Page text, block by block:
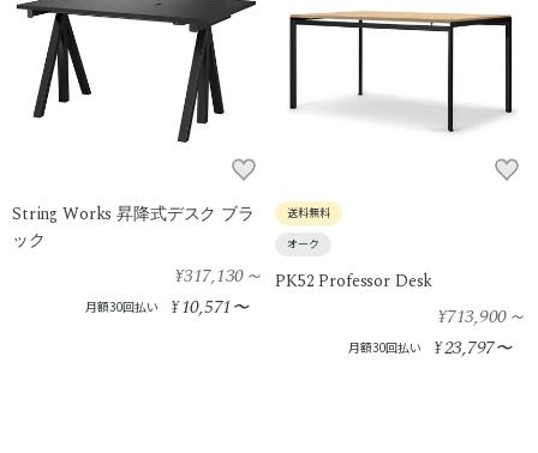
String Works 昇降式デスク ブラ
ック
¥317,130～
月額30回払い ¥10,571〜
送料無料
オーク
PK52 Professor Desk
¥713,900～
月額30回払い ¥23,797〜